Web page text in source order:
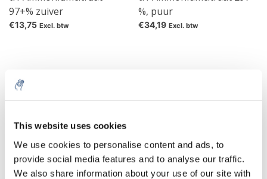
This website uses cookies
We use cookies to personalise content and ads, to
provide social media features and to analyse our traffic.
We also share information about your use of our site with
97+% zuiver
€13,75 Excl. btw
%, puur
€34,19 Excl. btw
Ammoniumcitraat (NH4) 3 (C6H5O7) is het ammoniumzout van
citroenzuur. Het bestaat uit drie ammoniumionen (NH4) + en
goed oplossen in water.
Naast triammoniumcitraat is er ook monoammoniumcitraat
NH4 (C6H7O7) en diammoniumcitraat (NH4) 2 (C6H6O7).